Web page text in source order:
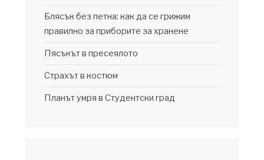
Блясък без петна: как да се грижим
правилно за приборите за хранене
Пясъкът в пресеялото
Страхът в костюм
Планът умря в Студентски град